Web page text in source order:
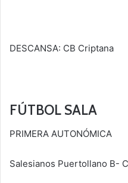
DESCANSA: CB Criptana
FÚTBOL SALA
PRIMERA AUTONÓMICA
Salesianos Puertollano B-